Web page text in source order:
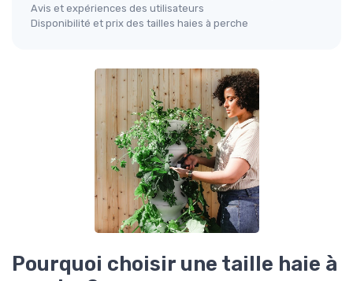
Avis et expériences des utilisateurs
Disponibilité et prix des tailles haies à perche
Pourquoi choisir une taille haie à